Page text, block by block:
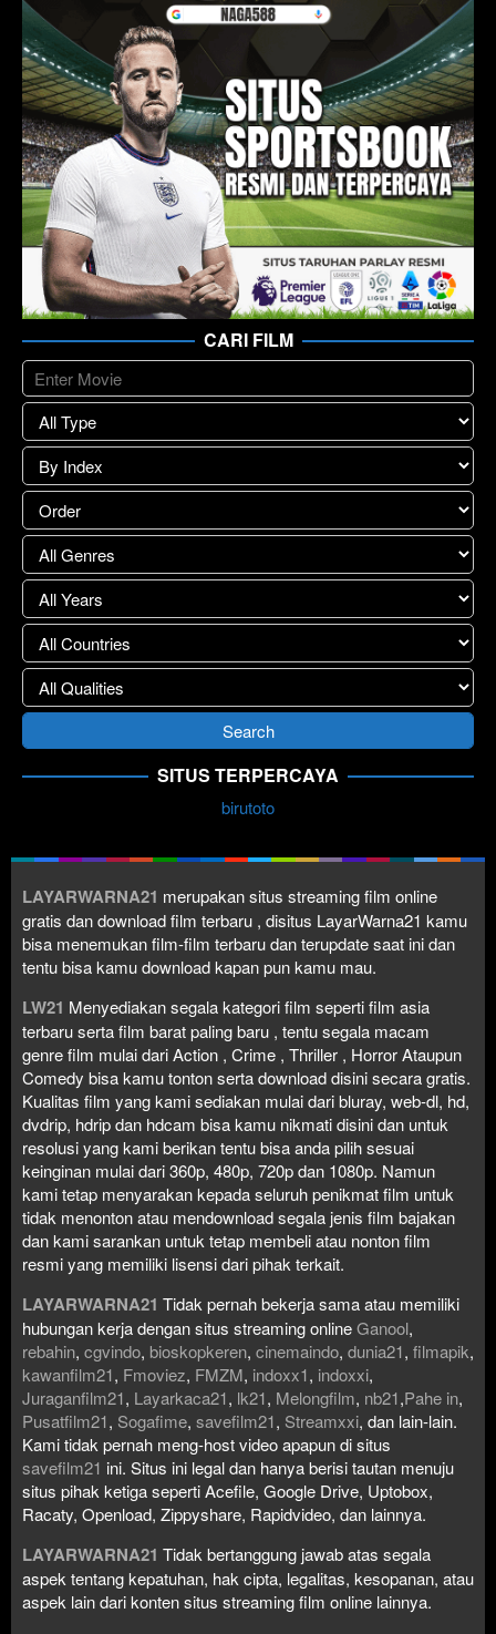
CARI FILM
SITUS TERPERCAYA
birutoto
LAYARWARNA21 merupakan situs streaming film online
gratis dan download film terbaru , disitus LayarWarna21 kamu
bisa menemukan film-film terbaru dan terupdate saat ini dan
tentu bisa kamu download kapan pun kamu mau.
LW21 Menyediakan segala kategori film seperti film asia
terbaru serta film barat paling baru , tentu segala macam
genre film mulai dari Action , Crime , Thriller , Horror Ataupun
Comedy bisa kamu tonton serta download disini secara gratis.
Kualitas film yang kami sediakan mulai dari bluray, web-dl, hd,
dvdrip, hdrip dan hdcam bisa kamu nikmati disini dan untuk
resolusi yang kami berikan tentu bisa anda pilih sesuai
keinginan mulai dari 360p, 480p, 720p dan 1080p. Namun
kami tetap menyarakan kepada seluruh penikmat film untuk
tidak menonton atau mendownload segala jenis film bajakan
dan kami sarankan untuk tetap membeli atau nonton film
resmi yang memiliki lisensi dari pihak terkait.
LAYARWARNA21 Tidak pernah bekerja sama atau memiliki
hubungan kerja dengan situs streaming onlineGanool,
rebahin, cgvindo, bioskopkeren, cinemaindo, dunia21, filmapik,
kawanfilm21, Fmoviez, FMZM, indoxx1, indoxxi,
Juraganfilm21, Layarkaca21, lk21, Melongfilm, nb21,Pahe in,
Pusatfilm21, Sogafime, savefilm21, Streamxxi, dan lain-lain.
Kami tidak pernah meng-host video apapun di situs
savefilm21 ini. Situs ini legal dan hanya berisi tautan menuju
situs pihak ketiga seperti Acefile, Google Drive, Uptobox,
Racaty, Openload, Zippyshare, Rapidvideo, dan lainnya.
LAYARWARNA21 Tidak bertanggung jawab atas segala
aspek tentang kepatuhan, hak cipta, legalitas, kesopanan, atau
aspek lain dari konten situs streaming film online lainnya.